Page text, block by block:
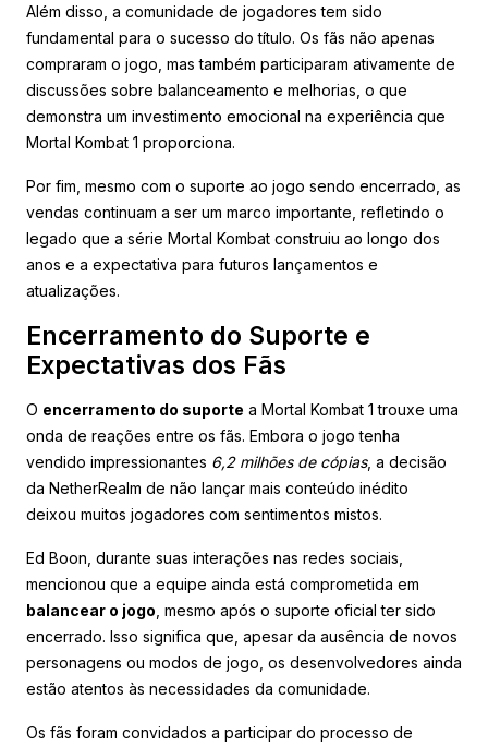
Além disso, a comunidade de jogadores tem sido
fundamental para o sucesso do título. Os fãs não apenas
compraram o jogo, mas também participaram ativamente de
discussões sobre balanceamento e melhorias, o que
demonstra um investimento emocional na experiência que
Mortal Kombat 1 proporciona.
Por fim, mesmo com o suporte ao jogo sendo encerrado, as
vendas continuam a ser um marco importante, refletindo o
legado que a série Mortal Kombat construiu ao longo dos
anos e a expectativa para futuros lançamentos e
atualizações.
Encerramento do Suporte e
Expectativas dos Fãs
O encerramento do suporte a Mortal Kombat 1 trouxe uma
onda de reações entre os fãs. Embora o jogo tenha
vendido impressionantes 6,2 milhões de cópias, a decisão
da NetherRealm de não lançar mais conteúdo inédito
deixou muitos jogadores com sentimentos mistos.
Ed Boon, durante suas interações nas redes sociais,
mencionou que a equipe ainda está comprometida em
balancear o jogo , mesmo após o suporte oficial ter sido
encerrado. Isso significa que, apesar da ausência de novos
personagens ou modos de jogo, os desenvolvedores ainda
estão atentos às necessidades da comunidade.
Os fãs foram convidados a participar do processo de